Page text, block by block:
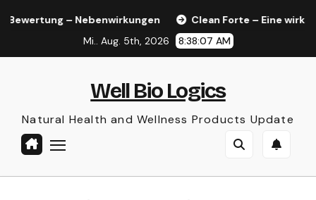
– Nebenwirkungen
Clean Forte – Eine
Mi.. Aug. 5th, 2026
8:38:07 AM
Well Bio Logics
Natural Health and Wellness Products Update